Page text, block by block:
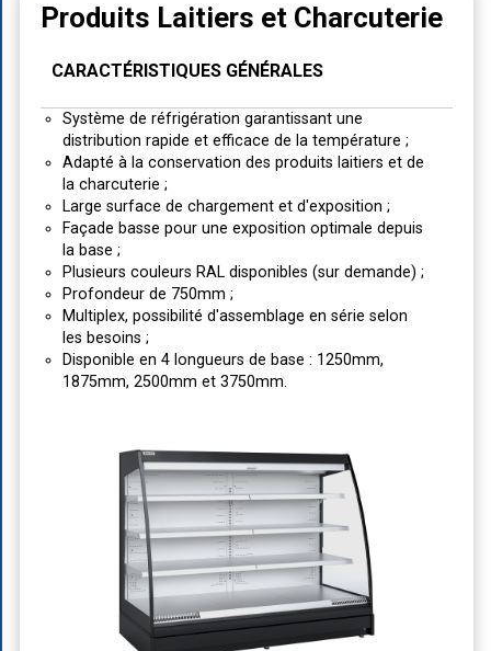
Produits Laitiers et Charcuterie
CARACTÉRISTIQUES GÉNÉRALES
Système de réfrigération garantissant une
distribution rapide et efficace de la température ;
Adapté à la conservation des produits laitiers et de
la charcuterie ;
Large surface de chargement et d'exposition ;
Façade basse pour une exposition optimale depuis
la base ;
Plusieurs couleurs RAL disponibles (sur demande) ;
Profondeur de 750mm ;
Multiplex, possibilité d'assemblage en série selon
les besoins ;
Disponible en 4 longueurs de base : 1250mm,
1875mm, 2500mm et 3750mm.